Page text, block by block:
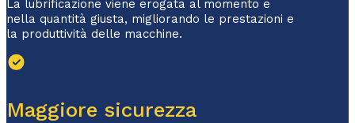
La lubrificazione viene erogata al momento e
nella quantità giusta, migliorando le prestazioni e
la produttività delle macchine.
Maggiore sicurezza